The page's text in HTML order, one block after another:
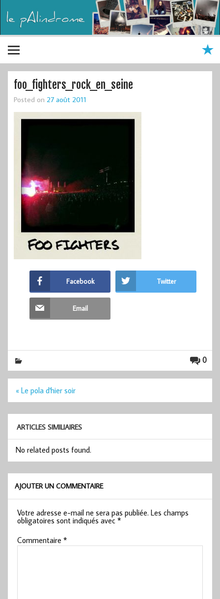
foo_fighters_rock_en_seine
Posted on 27 août 2011
Facebook Twitter
Email
0
Navigation
« Le pola d'hier soir
ARTICLES SIMILIAIRES
No related posts found.
AJOUTER UN COMMENTAIRE
Votre adresse e-mail ne sera pas publiée. Les champs
obligatoires sont indiqués avec*
Commentaire*